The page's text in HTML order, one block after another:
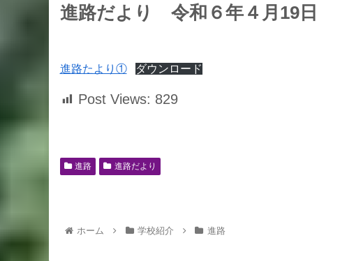
進路だより 令和６年４月19日
進路たより① ダウンロード
Post Views: 829
進路 進路だより
ホーム 学校紹介 進路